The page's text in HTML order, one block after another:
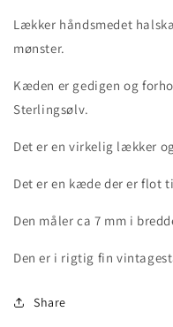
sterling
sølv
sterling
Lækker håndsmedet
mønster.
Kæden er gedigen og
Sterlingsølv.
Det er en virkelig lækker
Det er en kæde der er flot
Den måler ca 7 mm i
Den er i rigtig fin
Share